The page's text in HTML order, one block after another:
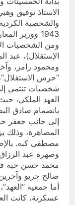
الاستاذ توفيق
والشخصية
1943 ووزير المعارف 1948 .
ومن الشخصيات
الإستقلال)، عبد
ومحمود رامز،
“حرس
شخصيات تنتمي
العهد الملكي،
بانضمام صادق
إلى جانب جعفر
المصاهرة، وذلك
مصطفى كبه.
وصهره عبد
محمد حسن حبه
صالح جريو
أما جمعية
عسكرية، كانت